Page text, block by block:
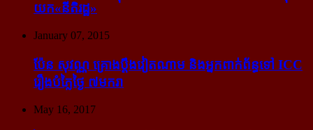
យក​«នីតិរដ្ឋ»
January 07, 2015
ប៉ែន សុវណ្ណ គ្រោង​ប្តឹង​វៀតណាម និង​អ្នក​ពាក់​ព័ន្ធ​ទៅ ICC
រឿង​បំភ្លៃ​ថ្ងៃ ៧​មករា
May 16, 2017